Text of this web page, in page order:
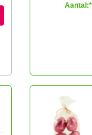
Aantal:*